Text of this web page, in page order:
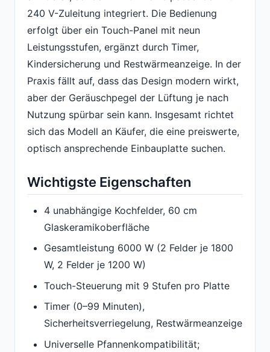
240 V-Zuleitung integriert. Die Bedienung
erfolgt über ein Touch-Panel mit neun
Leistungsstufen, ergänzt durch Timer,
Kindersicherung und Restwärmeanzeige. In der
Praxis fällt auf, dass das Design modern wirkt,
aber der Geräuschpegel der Lüftung je nach
Nutzung spürbar sein kann. Insgesamt richtet
sich das Modell an Käufer, die eine preiswerte,
optisch ansprechende Einbauplatte suchen.
Wichtigste Eigenschaften
4 unabhängige Kochfelder, 60 cm
Glaskeramikoberfläche
Gesamtleistung 6000 W (2 Felder je 1800
W, 2 Felder je 1200 W)
Touch-Steuerung mit 9 Stufen pro Platte
Timer (0–99 Minuten),
Sicherheitsverriegelung, Restwärmeanzeige
Universelle Pfannenkompatibilität;